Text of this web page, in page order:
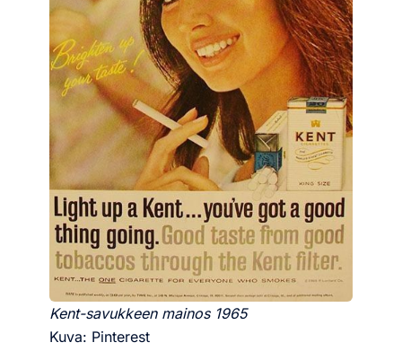
Kent-savukkeen mainos 1965
Kuva: Pinterest